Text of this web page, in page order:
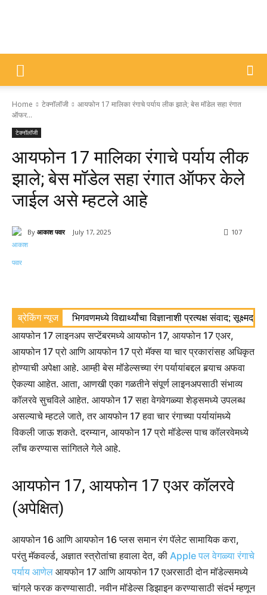
DIVYAJYOTI
SAMACHAR
Home टेक्नॉलॉजी
आयफोन 17 मालिका रंगाचे पर्याय लीक झाले; बेस मॉडेल सहा रंगात
ऑफर...
टेक्नॉलॉजी
आयफोन 17 मालिका रंगाचे पर्याय लीक
झाले; बेस मॉडेल सहा रंगात ऑफर केले
जाईल असे म्हटले आहे
By आकाश पवार July 17, 2025 107
ब्रेकिंग न्यूज भिगवणमध्ये विद्यार्थ्यांचा विज्ञानाशी प्रत्यक्ष संवाद;
आयफोन 17 लाइनअप सप्टेंबरमध्ये आयफोन 17, आयफोन 17 एअर,
आयफोन 17 प्रो आणि आयफोन 17 प्रो मॅक्स या चार प्रकारांसह अधिकृत
होण्याची अपेक्षा आहे. आम्ही बेस मॉडेल्सच्या रंग पर्यायांबद्दल बर्‍याच अफवा
ऐकल्या आहेत. आता, आणखी एका गळतीने संपूर्ण लाइनअपसाठी संभाव्य
कॉलरवे सुचविले आहेत. आयफोन 17 सहा वेगवेगळ्या शेड्समध्ये उपलब्ध
असल्याचे म्हटले जाते, तर आयफोन 17 हवा चार रंगाच्या पर्यायांमध्ये
विकली जाऊ शकते. दरम्यान, आयफोन 17 प्रो मॉडेल्स पाच कॉलरवेमध्ये
लाँच करण्यास सांगितले गेले आहे.
आयफोन 17, आयफोन 17 एअर कॉलरवे
(अपेक्षित)
आयफोन 16 आणि आयफोन 16 प्लस समान रंग पॅलेट सामायिक करा,
परंतु मॅकवर्ल्ड, अज्ञात स्त्रोतांचा हवाला देत, की Apple पल वेगळ्या रंगाचे
पर्याय आणेल आयफोन 17 आणि आयफोन 17 एअरसाठी दोन मॉडेल्समध्ये
चांगले फरक करण्यासाठी. नवीन मॉडेल्स डिझाइन करण्यासाठी संदर्भ म्हणून